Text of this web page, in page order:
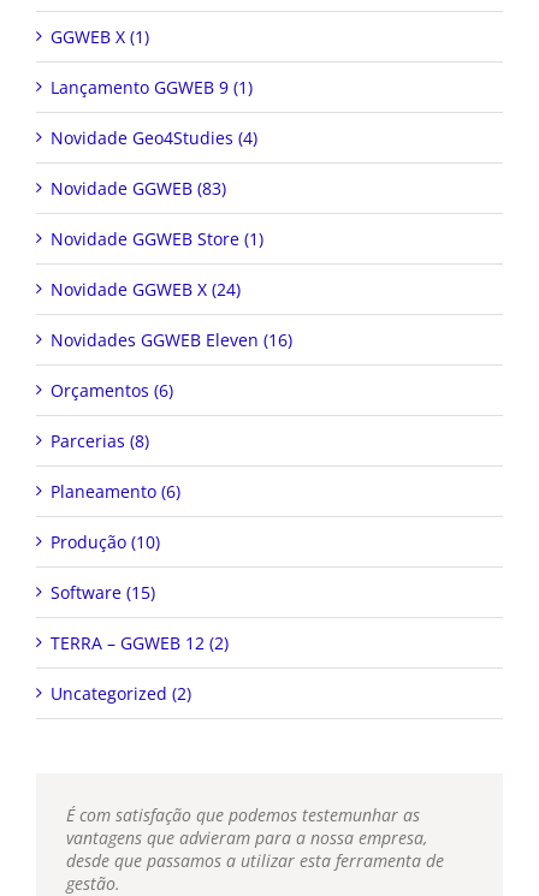
GGWEB X (1)
Lançamento GGWEB 9 (1)
Novidade Geo4Studies (4)
Novidade GGWEB (83)
Novidade GGWEB Store (1)
Novidade GGWEB X (24)
Novidades GGWEB Eleven (16)
Orçamentos (6)
Parcerias (8)
Planeamento (6)
Produção (10)
Software (15)
TERRA – GGWEB 12 (2)
Uncategorized (2)
É com satisfação que podemos testemunhar as
vantagens que advieram para a nossa empresa,
desde que passamos a utilizar esta ferramenta de
gestão.